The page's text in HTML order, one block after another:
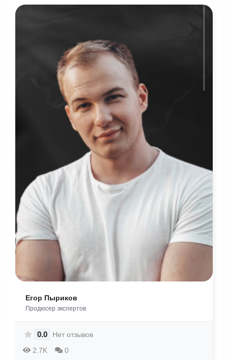
Егор Пыриков
Продюсер экспертов
2.7K 0
0.0 Нет отзывов